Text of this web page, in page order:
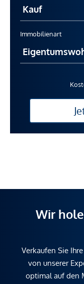
Immobilienart
Wir
Verkaufen Sie
von unserer
optimal auf den